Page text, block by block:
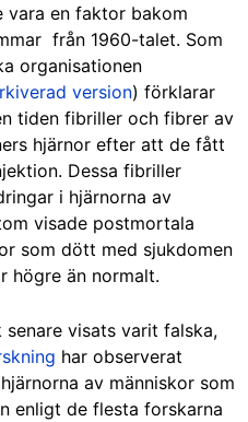
vara en faktor bakom
från 1960-talet. Som
organisationen
version) förklarar
tiden fibriller och fibrer av
hjärnor efter att de fått
Dessa fibriller
i hjärnorna av
visade postmortala
som dött med sjukdomen
högre än normalt.
visats varit falska,
har observerat
av människor som
enligt de flesta forskarna